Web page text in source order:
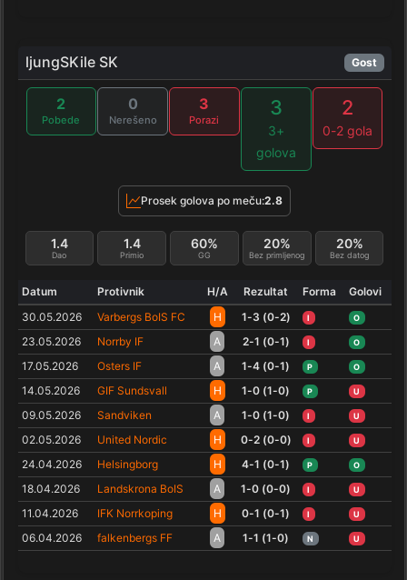
ljungSKile SK Gost
2
Pobede
0
Nerešeno
3
Porazi
3
3+
golova
2
0-2 gola
Prosek golova po meču:2.8
Dao
1.4
Primio
1.4
GG
60%
Bez primljenog
20%
Bez datog
20%
Datum Protivnik H/A Rezultat Forma
Golovi
30.05.2026
Varbergs BoIS FC H 1-3 (0-2) I O
23.05.2026 Norrby IF A 2-1 (0-1) I O
17.05.2026 Osters IF A 1-4 (0-1) P O
14.05.2026 GIF Sundsvall H 1-0 (1-0) P U
09.05.2026 Sandviken A 1-0 (1-0) I U
02.05.2026 United Nordic H 0-2 (0-0) I U
24.04.2026 Helsingborg H 4-1 (0-1) P O
18.04.2026 Landskrona BoIS A 1-0 (0-0) I U
11.04.2026 IFK Norrkoping H 0-1 (0-1) I U
06.04.2026 falkenbergs FF A 1-1 (1-0) N U